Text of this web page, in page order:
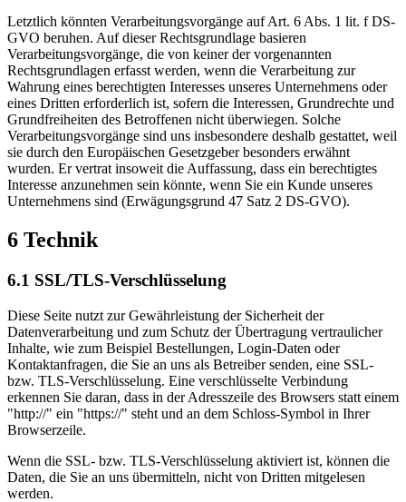
Letztlich könnten Verarbeitungsvorgänge auf Art. 6 Abs. 1 lit. f DS-
GVO beruhen. Auf dieser Rechtsgrundlage basieren
Verarbeitungsvorgänge, die von keiner der vorgenannten
Rechtsgrundlagen erfasst werden, wenn die Verarbeitung zur
Wahrung eines berechtigten Interesses unseres Unternehmens oder
eines Dritten erforderlich ist, sofern die Interessen, Grundrechte und
Grundfreiheiten des Betroffenen nicht überwiegen. Solche
Verarbeitungsvorgänge sind uns insbesondere deshalb gestattet, weil
sie durch den Europäischen Gesetzgeber besonders erwähnt
wurden. Er vertrat insoweit die Auffassung, dass ein berechtigtes
Interesse anzunehmen sein könnte, wenn Sie ein Kunde unseres
Unternehmens sind (Erwägungsgrund 47 Satz 2 DS-GVO).
6 Technik
6.1 SSL/TLS-Verschlüsselung
Diese Seite nutzt zur Gewährleistung der Sicherheit der
Datenverarbeitung und zum Schutz der Übertragung vertraulicher
Inhalte, wie zum Beispiel Bestellungen, Login-Daten oder
Kontaktanfragen, die Sie an uns als Betreiber senden, eine SSL-
bzw. TLS-Verschlüsselung. Eine verschlüsselte Verbindung
erkennen Sie daran, dass in der Adresszeile des Browsers statt einem
"http://" ein "https://" steht und an dem Schloss-Symbol in Ihrer
Browserzeile.
Wenn die SSL- bzw. TLS-Verschlüsselung aktiviert ist, können die
Daten, die Sie an uns übermitteln, nicht von Dritten mitgelesen
werden.